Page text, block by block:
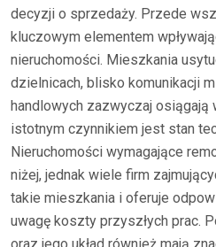
decyzji o sprzedaży. Przede
kluczowym elementem
nieruchomości. Mieszkania
dzielnicach, blisko komunikacji
handlowych zazwyczaj osiągają
istotnym czynnikiem jest stan
Nieruchomości wymagające
niżej, jednak wiele firm
takie mieszkania i oferuje
uwagę koszty przyszłych prac.